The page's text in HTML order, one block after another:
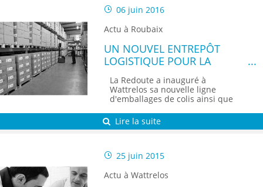
06 juin 2016
Actu à Roubaix
UN NOUVEL ENTREPÔT
LOGISTIQUE POUR LA
REDOUTE
La Redoute a inauguré à
Wattrelos sa nouvelle ligne
d'emballages de colis ainsi que
Un recrutement d'intérimaires est
prévu pour la période estivale.
Lire la suite
25 juin 2015
Actu à Wattrelos